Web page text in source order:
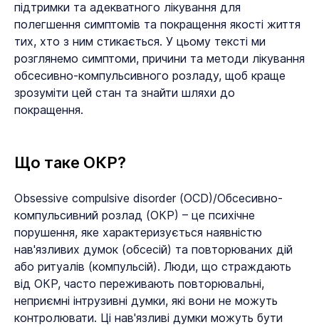
підтримки та адекватного лікування для
полегшення симптомів та покращення якості життя
тих, хто з ним стикається. У цьому тексті ми
розглянемо симптоми, причини та методи лікування
обсесивно-компульсивного розладу, щоб краще
зрозуміти цей стан та знайти шляхи до
покращення.
Що таке ОКР?
Obsessive compulsive disorder (OCD)/Обсесивно-
компульсивний розлад (ОКР) – це психічне
порушення, яке характеризується наявністю
нав'язливих думок (обсесій) та повторюваних дій
або ритуалів (компульсій). Люди, що страждають
від ОКР, часто переживають повторювальні,
неприємні інтрузивні думки, які вони не можуть
контролювати. Ці нав'язливі думки можуть бути